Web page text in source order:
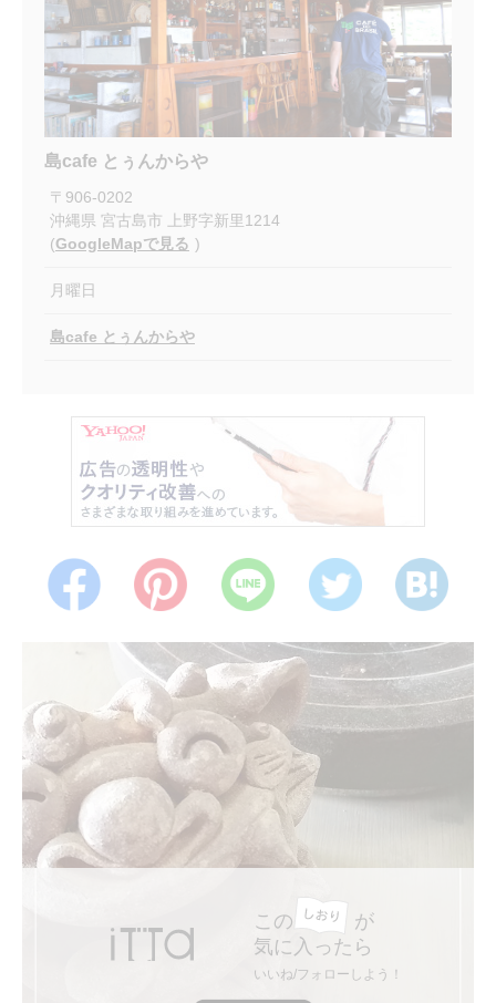
島cafe とぅんからや
〒 906-0202
沖縄県 宮古島市
上野字新里1214
(GoogleMapで見る )
月曜日
島cafe とぅんからや
この
が
気に入ったら
いいね/フォローしよう！